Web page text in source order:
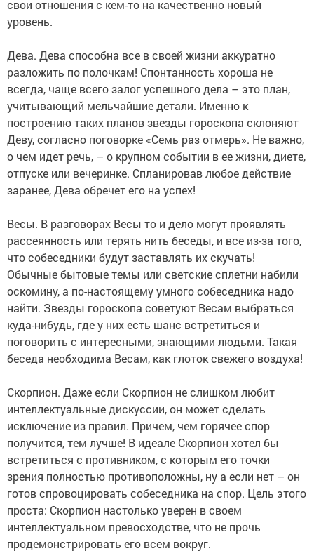
свои отношения с кем-то на качественно новый
уровень.
Дева. Дева способна все в своей жизни аккуратно
разложить по полочкам! Спонтанность хороша не
всегда, чаще всего залог успешного дела – это план,
учитывающий мельчайшие детали. Именно к
построению таких планов звезды гороскопа склоняют
Деву, согласно поговорке «Семь раз отмерь». Не важно,
о чем идет речь, – о крупном событии в ее жизни, диете,
отпуске или вечеринке. Спланировав любое действие
заранее, Дева обречет его на успех!
Весы. В разговорах Весы то и дело могут проявлять
рассеянность или терять нить беседы, и все из-за того,
что собеседники будут заставлять их скучать!
Обычные бытовые темы или светские сплетни набили
оскомину, а по-настоящему умного собеседника надо
найти. Звезды гороскопа советуют Весам выбраться
куда-нибудь, где у них есть шанс встретиться и
поговорить с интересными, знающими людьми. Такая
беседа необходима Весам, как глоток свежего воздуха!
Скорпион. Даже если Скорпион не слишком любит
интеллектуальные дискуссии, он может сделать
исключение из правил. Причем, чем горячее спор
получится, тем лучше! В идеале Скорпион хотел бы
встретиться с противником, с которым его точки
зрения полностью противоположны, ну а если нет – он
готов спровоцировать собеседника на спор. Цель этого
проста: Скорпион настолько уверен в своем
интеллектуальном превосходстве, что не прочь
продемонстрировать его всем вокруг.